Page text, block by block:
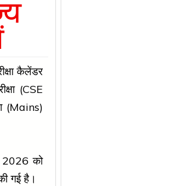
कैलेंडर
(CSE
(Mains)
2026 को
गई है।